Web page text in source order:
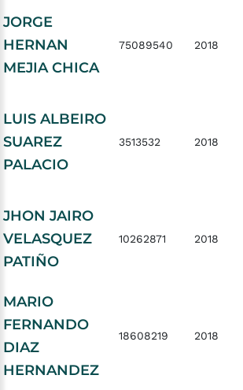
JORGE
HERNAN
MEJIA CHICA
75089540 2018
LUIS ALBEIRO
SUAREZ
PALACIO
3513532 2018
JHON JAIRO
VELASQUEZ
PATIÑO
10262871 2018
MARIO
FERNANDO
DIAZ
HERNANDEZ
18608219 2018